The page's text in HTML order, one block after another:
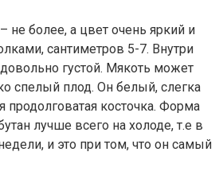
не более, а цвет очень яркий и
сантиметров 5-7. Внутри
густой. Мякоть может
спелый плод. Он белый, слегка
косточка. Форма
лучше всего на холоде, т.е в
и это при том, что он самый